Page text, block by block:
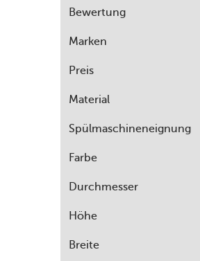
Bewertung
Marken
Preis
Material
Spülmaschineneignung
Farbe
Durchmesser
Höhe
Breite